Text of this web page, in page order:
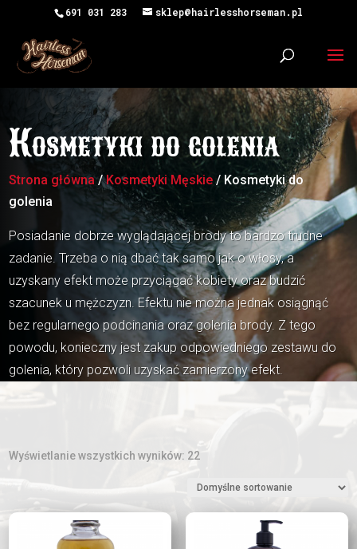
691 031 283 sklep@hairlesshorseman.pl
Kosmetyki do golenia
Strona główna/Kosmetyki Męskie / Kosmetyki do
golenia
Posiadanie dobrze wyglądającej brody to bardzo trudne
zadanie. Trzeba o nią dbać tak samo jak o włosy, a
uzyskany efekt może przyciągać kobiety oraz budzić
szacunek u mężczyzn. Efektu nie można jednak osiągnąć
bez regularnego podcinania oraz golenia brody. Z tego
powodu, konieczny jest zakup odpowiedniego zestawu do
golenia, który pozwoli uzyskać zamierzony efekt.
Wyświetlanie wszystkich wyników: 22